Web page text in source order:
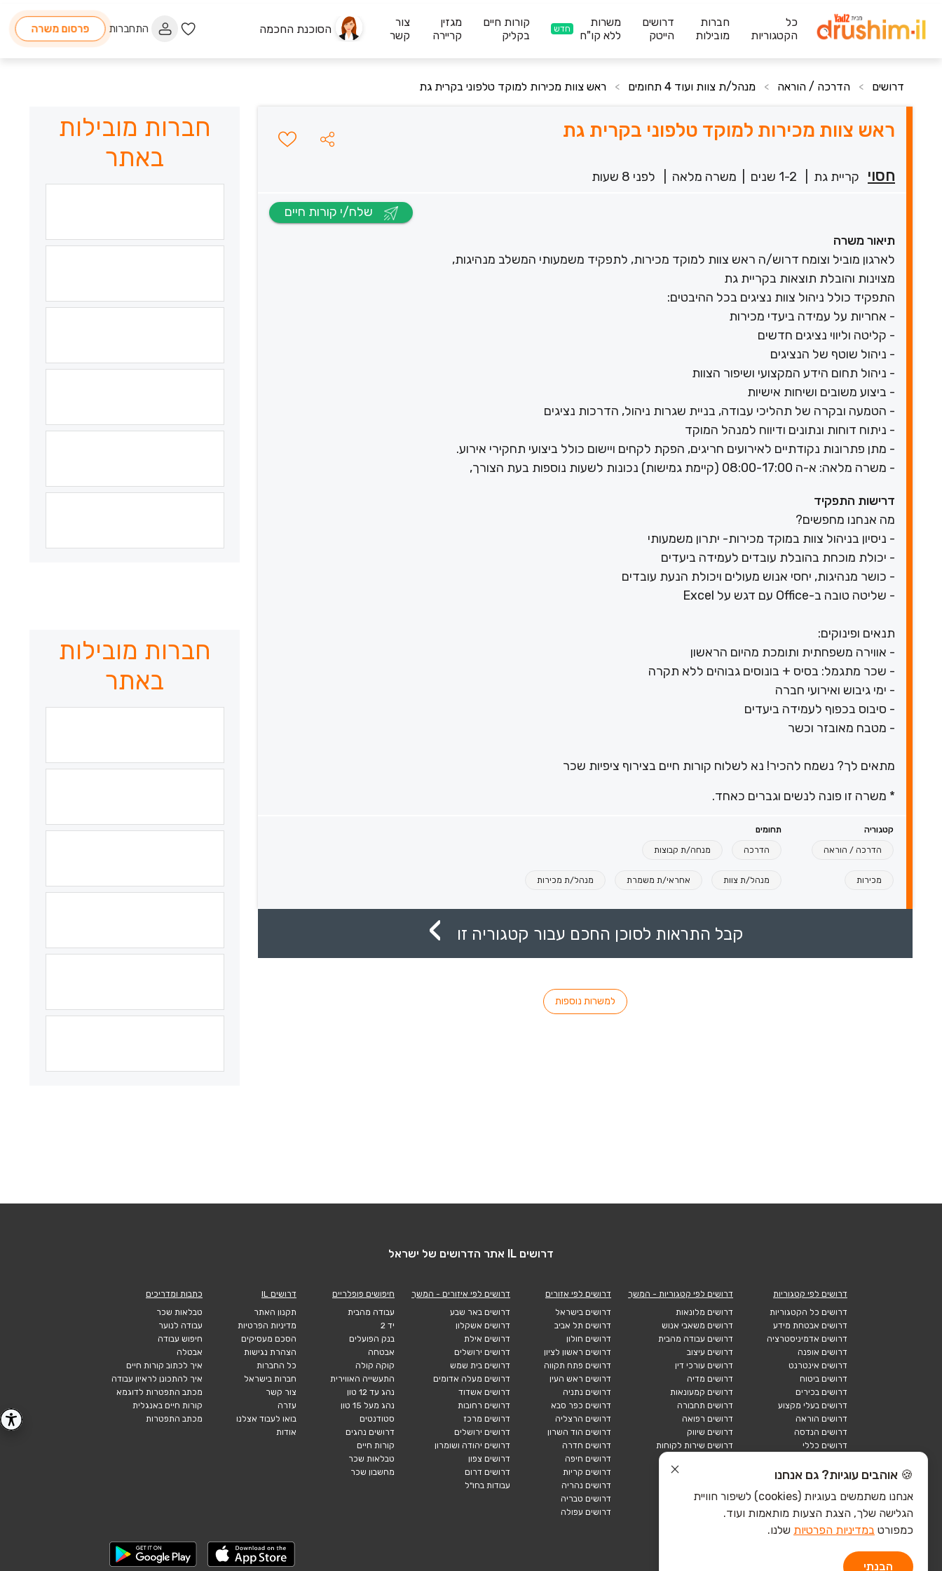
כל
הקטגוריות
חברות
מובילות
דרושים
הייטק
משרות
ללא קו"ח
חדש
קורות חיים
בקליק
מגזין
קריירה
צור
קשר
הסוכנת החכמה התחברות פרסום משרה
דרושים > הדרכה / הוראה > מנהל/ת צוות ועוד 4 תחומים > ראש צוות מכירות למוקד טלפוני בקרית גת
ראש צוות מכירות למוקד טלפוני בקרית גת
חסוי קריית גת 1-2 שנים משרה מלאה לפני 8 שעות
תיאור משרה
לארגון מוביל וצומח דרוש/ה ראש צוות למוקד מכירות, לתפקיד משמעותי המשלב מנהיגות,
מצוינות והובלת תוצאות בקריית גת
התפקיד כולל ניהול צוות נציגים בכל ההיבטים:
- אחריות על עמידה ביעדי מכירות
- קליטה וליווי נציגים חדשים
- ניהול שוטף של הנציגים
- ניהול תחום הידע המקצועי ושיפור הצוות
- ביצוע משובים ושיחות אישיות
- הטמעה ובקרה של תהליכי עבודה, בניית שגרות ניהול, הדרכות נציגים
- ניתוח דוחות ונתונים ודיווח למנהל המוקד
- מתן פתרונות נקודתיים לאירועים חריגים, הפקת לקחים ויישום כולל ביצועי תחקירי אירוע.
- משרה מלאה: א-ה 08:00-17:00 (קיימת גמישות) נכונות לשעות נוספות בעת הצורך,
דרישות התפקיד
מה אנחנו מחפשים?
- ניסיון בניהול צוות במוקד מכירות- יתרון משמעותי
- יכולת מוכחת בהובלת עובדים לעמידה ביעדים
- כושר מנהיגות, יחסי אנוש מעולים ויכולת הנעת עובדים
- שליטה טובה ב-Office עם דגש על Excel
תנאים ופינוקים:
- אווירה משפחתית ותומכת מהיום הראשון
- שכר מתגמל: בסיס + בונוסים גבוהים ללא תקרה
- ימי גיבוש ואירועי חברה
- סיבוס בכפוף לעמידה ביעדים
- מטבח מאובזר וכשר
מתאים לך? נשמח להכיר! נא לשלוח קורות חיים בצירוף ציפיות שכר
* משרה זו פונה לנשים וגברים כאחד.
קטגוריה תחומים
הדרכה / הוראה הדרכה מנחה/ת קבוצות
מכירות מנהל/ת צוות אחראי/ת משמרת מנהל/ת מכירות
קבל התראות לסוכן החכם עבור קטגוריה זו
למשרות נוספות
חברות מובילות
באתר
חברות מובילות
באתר
דרושים IL אתר הדרושים של ישראל
דרושים לפי קטגוריות
דרושים כל הקטגוריות
דרושים אבטחת מידע
דרושים אדמיניסטרציה
דרושים אופנה
דרושים אינטרנט
דרושים ביטוח
דרושים בכירים
דרושים בעלי מקצוע
דרושים הוראה
דרושים הנדסה
דרושים כללי
דרושים לוגיסטיקה
דרושים מכירות
הייטק חומרה
דרושים לפי קטגוריות - המשך
דרושים מלונאות
דרושים משאבי אנוש
דרושים עבודה מהבית
דרושים עיצוב
דרושים עורכי דין
דרושים מדיה
דרושים קמעונאות
דרושים תחבורה
דרושים רפואה
דרושים שיווק
דרושים שירות לקוחות
הייטק כללי
הייטק תוכנה
דרושים לפי אזורים
דרושים בישראל
דרושים תל אביב
דרושים חולון
דרושים ראשון לציון
דרושים פתח תקווה
דרושים ראש העין
דרושים נתניה
דרושים כפר סבא
דרושים הרצליה
דרושים הוד השרון
דרושים חדרה
דרושים חיפה
דרושים קריות
דרושים נהריה
דרושים טבריה
דרושים עפולה
דרושים לפי איזורים - המשך
דרושים באר שבע
דרושים אשקלון
דרושים אילת
דרושים ירושלים
דרושים בית שמש
דרושים מעלה אדומים
דרושים אשדוד
דרושים רחובות
דרושים מרכז
דרושים ירושלים
דרושים יהודה ושומרון
דרושים צפון
דרושים דרום
עבודות בחו"ל
חיפושים פופלריים
עבודה מהבית
יד 2
בנק הפועלים
אבטחה
קוקה קולה
התעשייה האווירית
נהג עד 12 טון
נהג מעל 15 טון
סטודנטים
דרושים נהגים
קורות חיים
טבלאות שכר
מחשבון שכר
דרושים IL
תקנון האתר
מדיניות הפרטיות
הסכם מעסיקים
הצהרת נגישות
כל החברות
חברות בישראל
צור קשר
עזרה
בואו לעבוד אצלנו
אודות
כתבות ומדריכים
טבלאות שכר
עבודה לנוער
חיפוש עבודה
אבטלה
איך לכתוב קורות חיים
איך להתכונן לראיון עבודה
מכתב התפטרות לדוגמא
קורות חיים באנגלית
מכתב התפטרות
🍪 אוהבים עוגיות? גם אנחנו
אנחנו משתמשים בעוגיות (cookies) לשיפור חוויית
הגלישה שלך, הצגת הצעות מותאמות ועוד.
כמפורט במדיניות הפרטיות שלנו.
הבנתי